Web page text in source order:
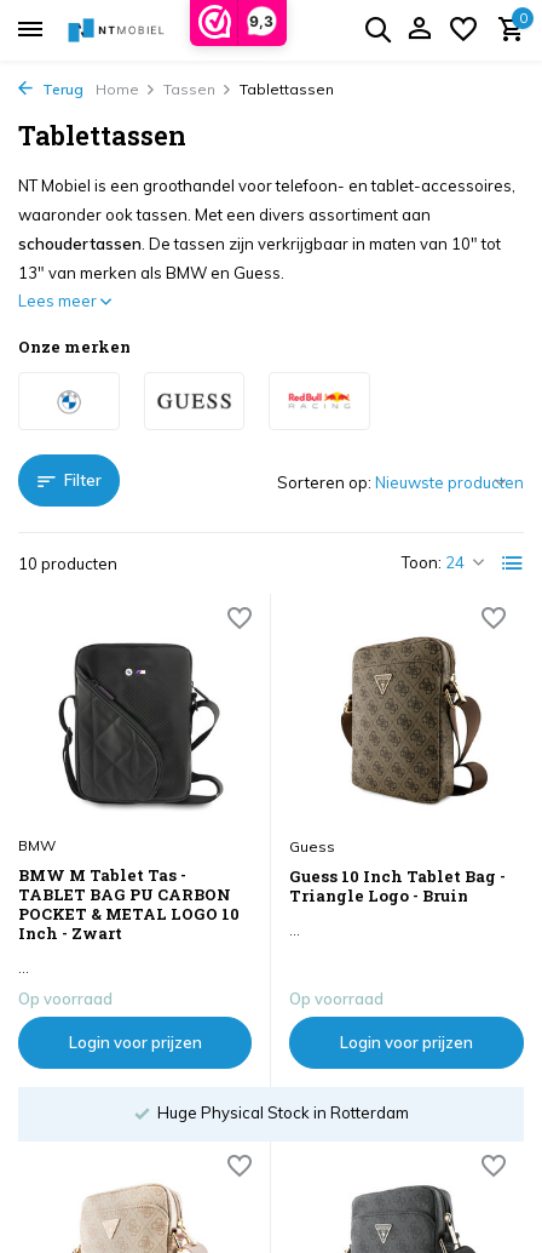
9,3 0
Terug Home Tassen Tablettassen
Tablettassen
NT Mobiel is een groothandel voor telefoon- en tablet-accessoires,
waaronder ook tassen. Met een divers assortiment aan
schoudertassen . De tassen zijn verkrijgbaar in maten van 10" tot
13" van merken als BMW en Guess.
Lees meer
Onze merken
Filter
10 producten Toon:
Sorteren op:
BMW
BMW M Tablet Tas -
TABLET BAG PU CARBON
POCKET & METAL LOGO 10
Inch - Zwart
Op voorraad
Login voor prijzen
Guess
Guess 10 Inch Tablet Bag -
Triangle Logo - Bruin
Op voorraad
Login voor prijzen
Order until 18:00